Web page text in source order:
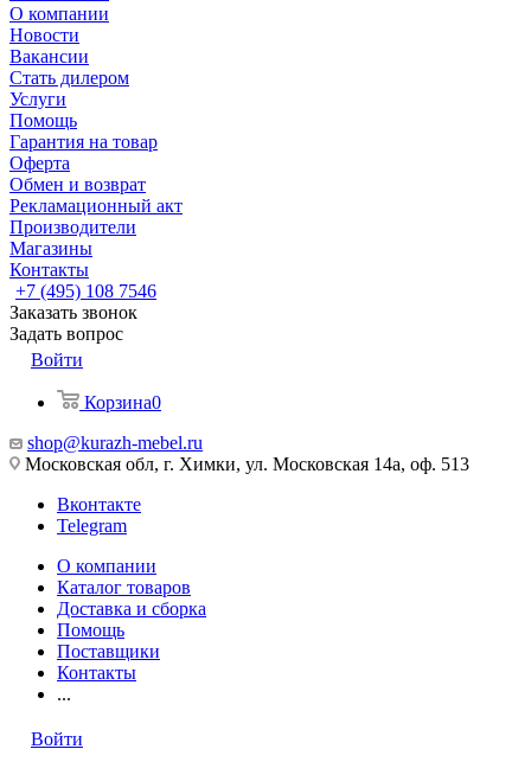
О компании
Новости
Вакансии
Стать дилером
Услуги
Помощь
Гарантия на товар
Оферта
Обмен и возврат
Рекламационный акт
Производители
Магазины
Контакты
+7 (495) 108 7546
Заказать звонок
Задать вопрос
Войти
Корзина0
shop@kurazh-mebel.ru
Московская обл, г. Химки, ул. Московская 14а, оф. 513
Вконтакте
Telegram
О компании
Каталог товаров
Доставка и сборка
Помощь
Поставщики
Контакты
...
Войти